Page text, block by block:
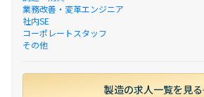
業務改善・変革エンジニア
社内SE
コーポレートスタッフ
その他
製造の求人一覧を見る